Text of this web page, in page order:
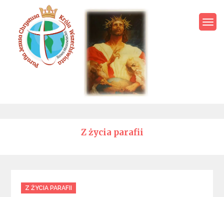
content
Parafia Jezusa Chrystusa
Króla Wszechświata – Rawa
Z życia parafii
Categories
Z ŻYCIA PARAFII